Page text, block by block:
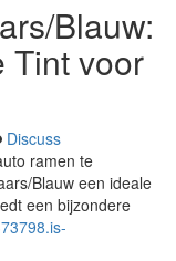
Blauw:
Tint voor
Discuss
ramen te
Blauw een ideale
een bijzondere